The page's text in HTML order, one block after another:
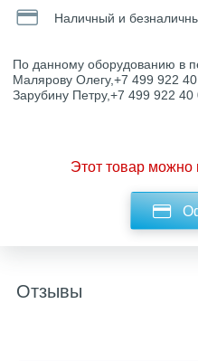
Наличный и
По данному оборудованию в
Малярову Олегу,+7 499 922
Зарубину Петру,+7 499 922 40
Этот товар можно
Отзывы